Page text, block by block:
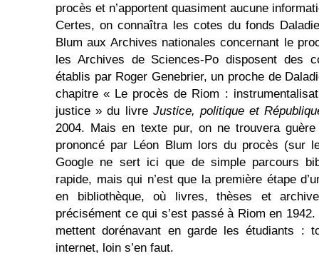
procès et n’apportent quasiment aucune
Certes, on connaîtra les cotes du fonds
Blum aux Archives nationales concernant le
les Archives de Sciences-Po disposent des
établis par Roger Genebrier, un proche de
chapitre « Le procès de Riom :
justice » du livre Justice, politique et
2004. Mais en texte pur, on ne trouvera
prononcé par Léon Blum lors du procès (sur
Google ne sert ici que de simple parcours
rapide, mais qui n’est que la première étape
en bibliothèque, où livres, thèses et
précisément ce qui s’est passé à Riom en
mettent dorénavant en garde les étudiants :
internet, loin s’en faut.